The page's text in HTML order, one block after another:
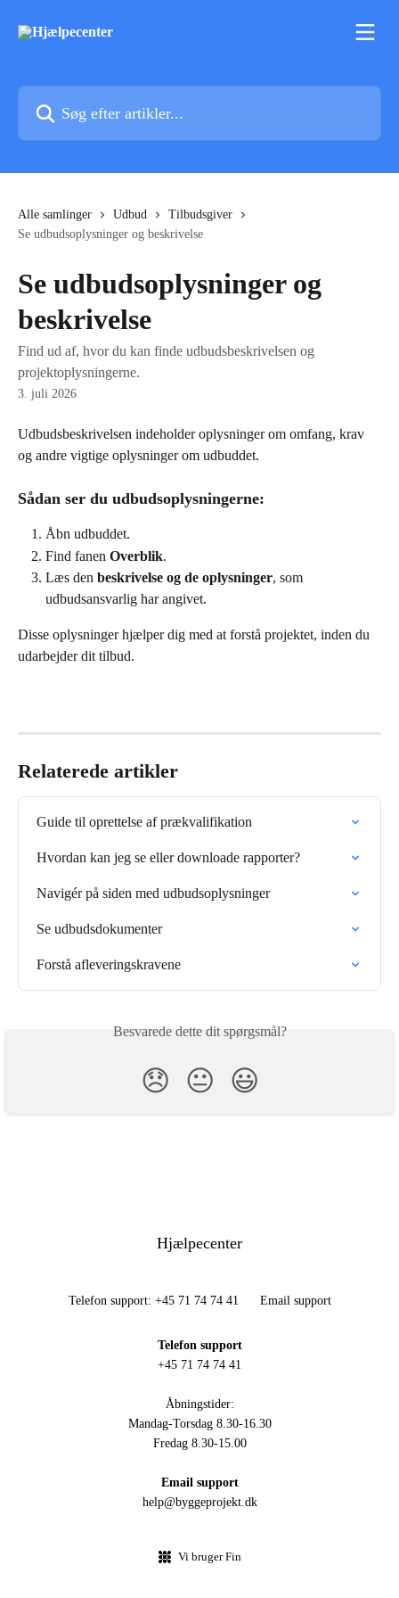
Alle samlinger Udbud
Tilbudsgiver
Se udbudsoplysninger og beskrivelse
Se udbudsoplysninger og
beskrivelse
Find ud af, hvor du kan finde udbudsbeskrivelsen og
projektoplysningerne.
3. juli 2026
Udbudsbeskrivelsen indeholder oplysninger om omfang, krav
og andre vigtige oplysninger om udbuddet.
Sådan ser du udbudsoplysningerne:
Åbn udbuddet.
Find fanen Overblik.
Læs den beskrivelse og de oplysninger, som
udbudsansvarlig har angivet.
Disse oplysninger hjælper dig med at forstå projektet, inden du
udarbejder dit tilbud.
Relaterede artikler
Guide til oprettelse af prækvalifikation
Hvordan kan jeg se eller downloade rapporter?
Navigér på siden med udbudsoplysninger
Se udbudsdokumenter
Forstå afleveringskravene
Besvarede dette dit spørgsmål?
😞 😐 😃
Hjælpecenter
Telefon support: +45 71 74 74 41 Email support
Telefon support
+45 71 74 74 41
Åbningstider:
Mandag-Torsdag 8.30-16.30
Fredag 8.30-15.00
Email support
help@byggeprojekt.dk
Vi bruger Fin